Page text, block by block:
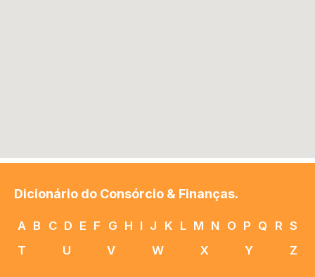
Dicionário do Consórcio & Finanças.
A B C D E F G H I J K L M N O P Q R S
T
U V W X Y Z